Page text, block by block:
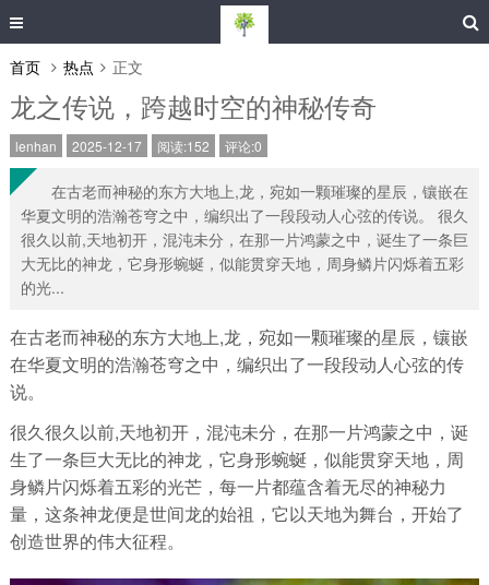
首页 热点 正文
龙之传说，跨越时空的神秘传奇
lenhan 2025-12-17 阅读:152 评论:0
在古老而神秘的东方大地上,龙，宛如一颗璀璨的星辰，镶嵌在
华夏文明的浩瀚苍穹之中，编织出了一段段动人心弦的传说。 很久
很久以前,天地初开，混沌未分，在那一片鸿蒙之中，诞生了一条巨
大无比的神龙，它身形蜿蜒，似能贯穿天地，周身鳞片闪烁着五彩
的光...
在古老而神秘的东方大地上,龙，宛如一颗璀璨的星辰，镶嵌
在华夏文明的浩瀚苍穹之中，编织出了一段段动人心弦的传
说。
很久很久以前,天地初开，混沌未分，在那一片鸿蒙之中，诞
生了一条巨大无比的神龙，它身形蜿蜒，似能贯穿天地，周
身鳞片闪烁着五彩的光芒，每一片都蕴含着无尽的神秘力
量，这条神龙便是世间龙的始祖，它以天地为舞台，开始了
创造世界的伟大征程。